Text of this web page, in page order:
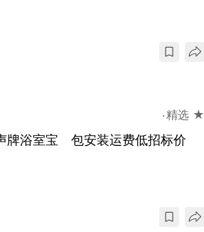
精选 ★
牌浴室宝 包安装运费低招标价